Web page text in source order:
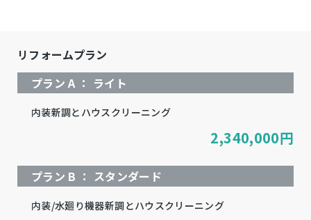
リフォームプラン
プラン A ： ライト
内装新調とハウスクリーニング
2,340,000円
プラン B ： スタンダード
内装/水廻り機器新調とハウスクリーニング